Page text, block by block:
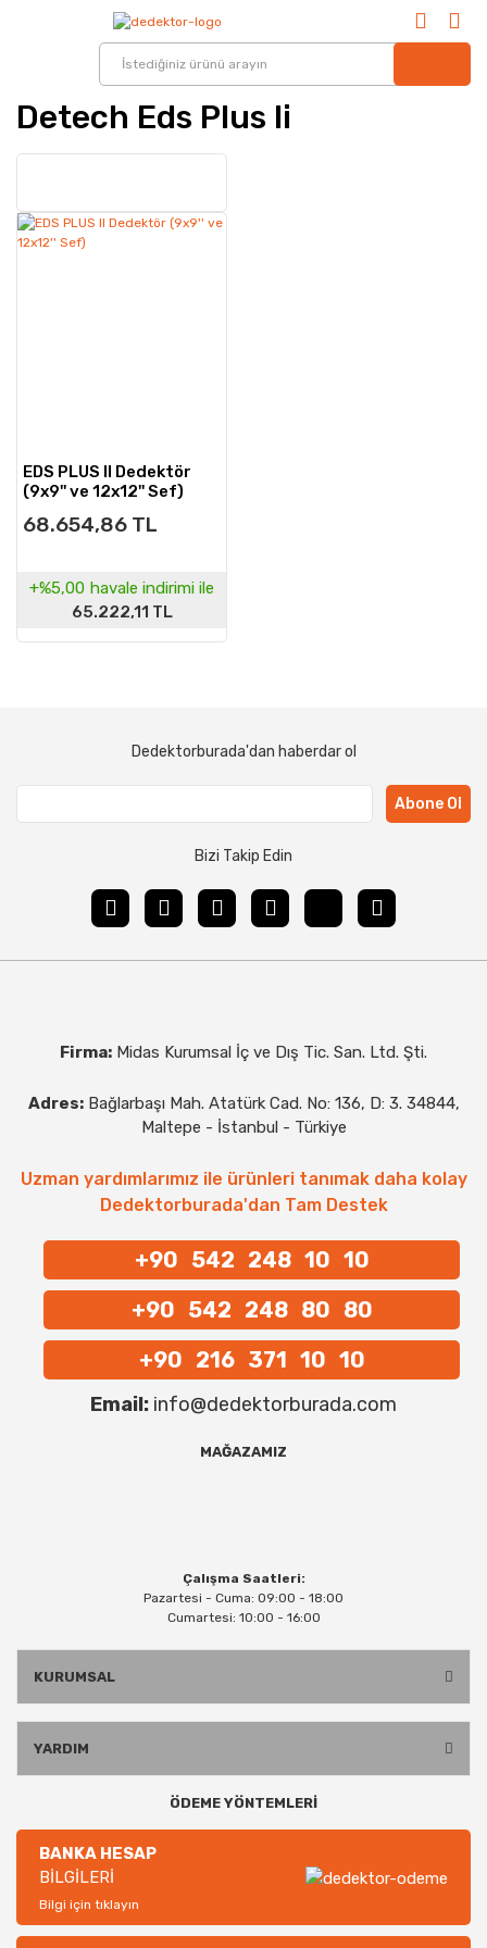
Detech Eds Plus Ii
EDS PLUS II Dedektör
(9x9'' ve 12x12'' Sef)
68.654,86 TL
+%5,00 havale indirimi ile
65.222,11 TL
Dedektorburada'dan haberdar ol
Abone Ol
Bizi Takip Edin
Firma: Midas Kurumsal İç ve Dış Tic. San. Ltd. Şti.
Adres: Bağlarbaşı Mah. Atatürk Cad. No: 136, D: 3. 34844,
Maltepe - İstanbul - Türkiye
Uzman yardımlarımız ile ürünleri tanımak daha kolay
Dedektorburada'dan Tam Destek
+90 542 248 10 10
+90 542 248 80 80
+90 216 371 10 10
Email: info@dedektorburada.com
MAĞAZAMIZ
Çalışma Saatleri:
Pazartesi - Cuma: 09:00 - 18:00
Cumartesi: 10:00 - 16:00
KURUMSAL
YARDIM
ÖDEME YÖNTEMLERİ
BANKA HESAP
BİLGİLERİ
Bilgi için tıklayın